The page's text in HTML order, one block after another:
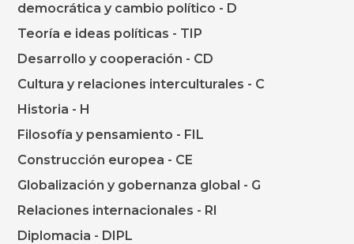
democrática y cambio político - D
Teoría e ideas políticas - TIP
Desarrollo y cooperación - CD
Cultura y relaciones interculturales - C
Historia - H
Filosofía y pensamiento - FIL
Construcción europea - CE
Globalización y gobernanza global - G
Relaciones internacionales - RI
Diplomacia - DIPL